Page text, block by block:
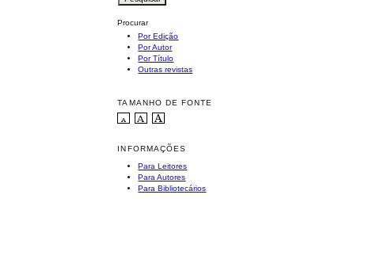
Procurar
Por Edição
Por Autor
Por Título
Outras revistas
TAMANHO DE FONTE
INFORMAÇÕES
Para Leitores
Para Autores
Para Bibliotecários